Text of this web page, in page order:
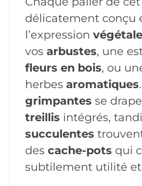
délicatement conçu
l’expression végétale
vos arbustes, une
fleurs en bois, ou
herbes aromatiques
grimpantes se
treillis intégrés,
succulentes
des cache-pots qui
subtilement utilité